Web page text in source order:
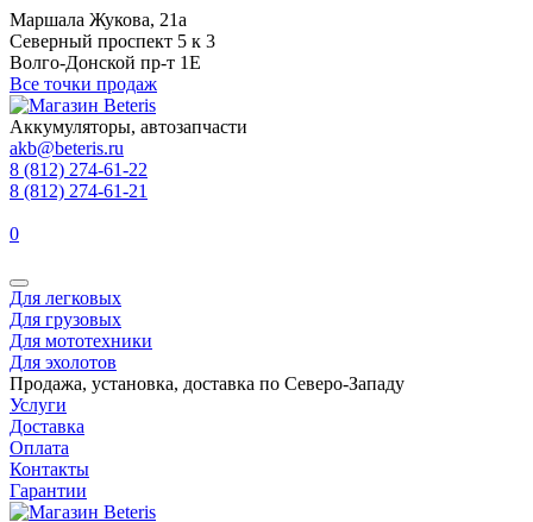
Маршала Жукова, 21а
Северный проспект 5 к 3
Волго-Донской пр-т 1Е
Все точки продаж
Аккумуляторы, автозапчасти
akb@beteris.ru
8 (812) 274-61-22
8 (812) 274-61-21
0
Для легковых
Для грузовых
Для мототехники
Для эхолотов
Продажа, установка, доставка по Северо-Западу
Услуги
Доставка
Оплата
Контакты
Гарантии